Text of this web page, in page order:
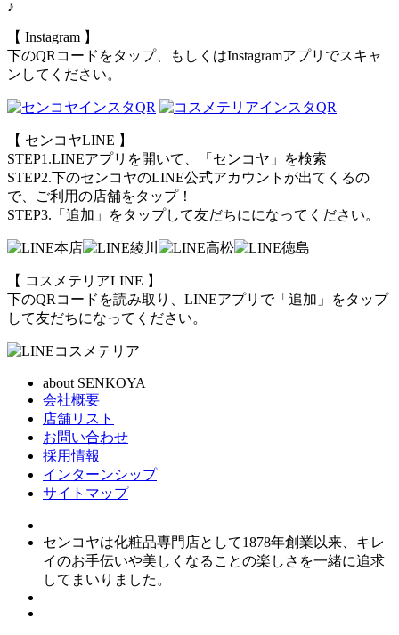
♪
【 Instagram 】
下のQRコードをタップ、もしくはInstagramアプリでスキャ
ンしてください。
【 センコヤLINE 】
STEP1.LINEアプリを開いて、「センコヤ」を検索
STEP2.下のセンコヤのLINE公式アカウントが出てくるの
で、ご利用の店舗をタップ！
STEP3.「追加」をタップして友だちにになってください。
【 コスメテリアLINE 】
下のQRコードを読み取り、LINEアプリで「追加」をタップ
して友だちになってください。
about SENKOYA
会社概要
店舗リスト
お問い合わせ
採用情報
インターンシップ
サイトマップ
センコヤは化粧品専門店として1878年創業以来、キレ
イのお手伝いや美しくなることの楽しさを一緒に追求
してまいりました。